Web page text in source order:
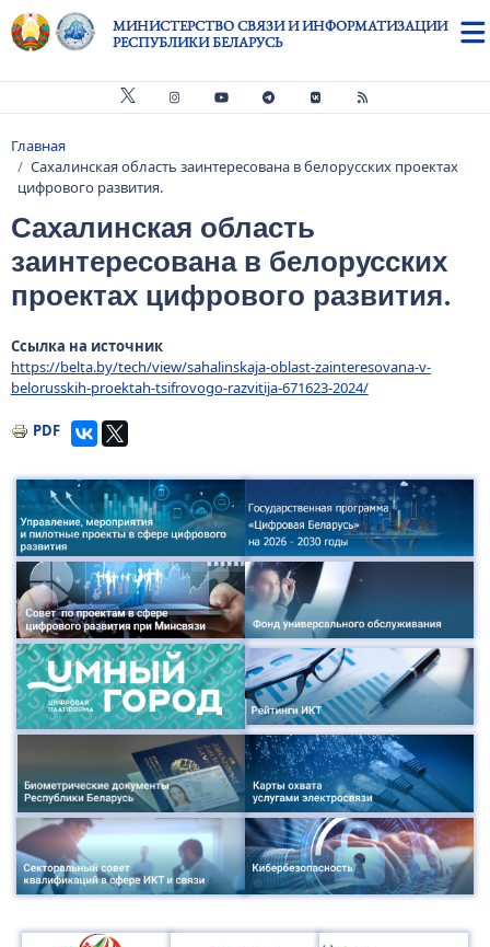
Перейти к основному содержанию
МИНИСТЕРСТВО СВЯЗИ И ИНФОРМАТИЗАЦИИ
РЕСПУБЛИКИ БЕЛАРУСЬ
Строка навигации
Главная
Сахалинская область заинтересована в белорусских проектах
цифрового развития.
Сахалинская область
заинтересована в белорусских
проектах цифрового развития.
Ссылка на источник
https://belta.by/tech/view/sahalinskaja-oblast-zainteresovana-v-
belorusskih-proektah-tsifrovogo-razvitija-671623-2024/
PDF